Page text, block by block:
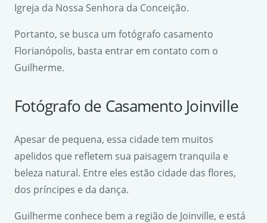
Igreja da Nossa Senhora da Conceição.
Portanto, se busca um fotógrafo casamento
Florianópolis, basta entrar em contato com o
Guilherme.
Fotógrafo de Casamento Joinville
Apesar de pequena, essa cidade tem muitos
apelidos que refletem sua paisagem tranquila e
beleza natural. Entre eles estão cidade das flores,
dos príncipes e da dança.
Guilherme conhece bem a região de Joinville, e está